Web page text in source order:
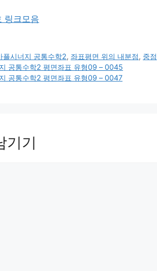
링크모음
플시너지 공통수학2,좌표평면 위의 내분점, 중점
공통수학2 평면좌표 유형09 – 0045
공통수학2 평면좌표 유형09 – 0047
기기